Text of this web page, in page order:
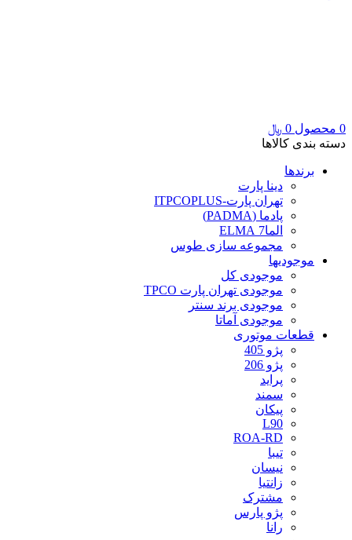
0 محصول 0 ﷼
دسته بندی کالاها
برندها
دینا پارت
تهران پارت-ITPCOPLUS
پادما (PADMA)
الما7 ELMA
مجموعه سازی طوس
موجودیها
موجودی کل
موجودی تهران پارت TPCO
موجودی برند سنتر
موجودی آماتا
قطعات موتوری
پژو 405
پژو 206
پراید
سمند
پیکان
L90
ROA-RD
تیبا
نیسان
زانتیا
مشترک
پژو پارس
رانا